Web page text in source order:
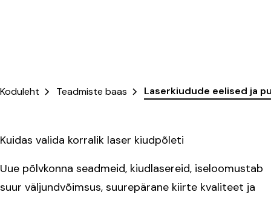
Koduleht Teadmiste baas Laserkiudude eelised ja
Kuidas valida korralik laser kiudpõleti
Uue põlvkonna seadmeid, kiudlasereid, iseloomustab
suur väljundvõimsus, suurepärane kiirte kvaliteet ja